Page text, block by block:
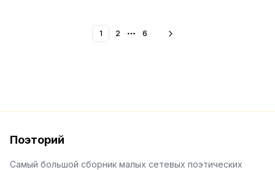
1 2 More pages
6
Поэторий
Самый большой сборник малых сетевых поэтических